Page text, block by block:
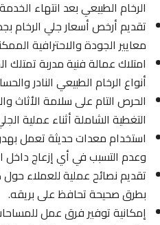
الرخام الطبيعي بعد انتهاء الخدمة.
تقديم أرخص أسعار جلي الرخام
معايير الجودة والاحترافية الممكنة.
امتلاك عمالة فنية مدربة تمتلك
أنواع الرخام الطبيعي النادر
الحرص التام على سلامة الأثاث
التغطية الشاملة أثناء عملية الجلي.
استخدام معدات حديثة تعمل بهدوء
وعدم التسبب في أي إزعاج داخل
تقديم نصائح عملية للعملاء حول
بطرق صحيحة تحافظ على بريقه.
إمكانية توفير فرق عمل للمساحات